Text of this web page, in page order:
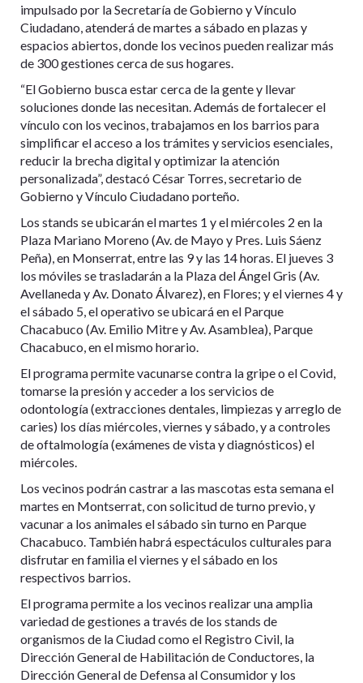
impulsado por la Secretaría de Gobierno y Vínculo
Ciudadano, atenderá de martes a sábado en plazas y
espacios abiertos, donde los vecinos pueden realizar más
de 300 gestiones cerca de sus hogares.
“El Gobierno busca estar cerca de la gente y llevar
soluciones donde las necesitan. Además de fortalecer el
vínculo con los vecinos, trabajamos en los barrios para
simplificar el acceso a los trámites y servicios esenciales,
reducir la brecha digital y optimizar la atención
personalizada”, destacó César Torres, secretario de
Gobierno y Vínculo Ciudadano porteño.
Los stands se ubicarán el martes 1 y el miércoles 2 en la
Plaza Mariano Moreno (Av. de Mayo y Pres. Luis Sáenz
Peña), en Monserrat, entre las 9 y las 14 horas. El jueves 3
los móviles se trasladarán a la Plaza del Ángel Gris (Av.
Avellaneda y Av. Donato Álvarez), en Flores; y el viernes 4 y
el sábado 5, el operativo se ubicará en el Parque
Chacabuco (Av. Emilio Mitre y Av. Asamblea), Parque
Chacabuco, en el mismo horario.
El programa permite vacunarse contra la gripe o el Covid,
tomarse la presión y acceder a los servicios de
odontología (extracciones dentales, limpiezas y arreglo de
caries) los días miércoles, viernes y sábado, y a controles
de oftalmología (exámenes de vista y diagnósticos) el
miércoles.
Los vecinos podrán castrar a las mascotas esta semana el
martes en Montserrat, con solicitud de turno previo, y
vacunar a los animales el sábado sin turno en Parque
Chacabuco. También habrá espectáculos culturales para
disfrutar en familia el viernes y el sábado en los
respectivos barrios.
El programa permite a los vecinos realizar una amplia
variedad de gestiones a través de los stands de
organismos de la Ciudad como el Registro Civil, la
Dirección General de Habilitación de Conductores, la
Dirección General de Defensa al Consumidor y los